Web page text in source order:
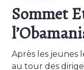
Sommet
Après les jeunes
au tour des